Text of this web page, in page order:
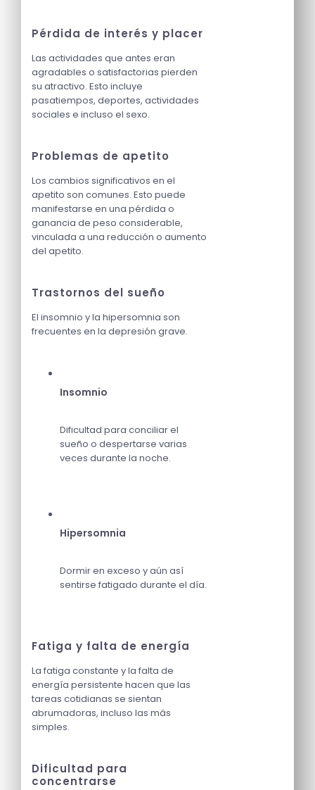
Pérdida de interés y placer
Las actividades que antes eran
agradables o satisfactorias pierden
su atractivo. Esto incluye
pasatiempos, deportes, actividades
sociales e incluso el sexo.
Problemas de apetito
Los cambios significativos en el
apetito son comunes. Esto puede
manifestarse en una pérdida o
ganancia de peso considerable,
vinculada a una reducción o aumento
del apetito.
Trastornos del sueño
El insomnio y la hipersomnia son
frecuentes en la depresión grave.
Insomnio
Dificultad para conciliar el
sueño o despertarse varias
veces durante la noche.
Hipersomnia
Dormir en exceso y aún así
sentirse fatigado durante el día.
Fatiga y falta de energía
La fatiga constante y la falta de
energía persistente hacen que las
tareas cotidianas se sientan
abrumadoras, incluso las más
simples.
Dificultad para
concentrarse